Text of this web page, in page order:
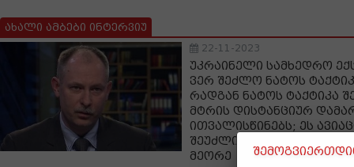
ახალი ამბები ინტერვიუ
22-11-2023
უკრაინელი სამხედრო
ვერ შეძლო ნატოს
რადგან ნატოს ტაქტიკა
მტრის დისტანციურ
ითვალისწინებს; ეს
შეუძლიათ-უკრაინას
მეორე